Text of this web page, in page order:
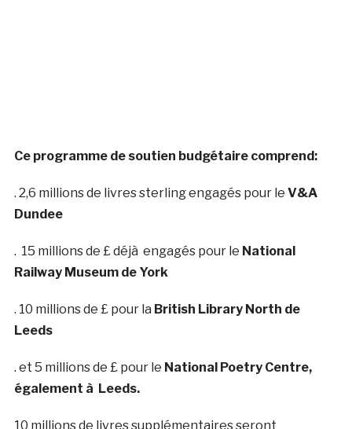
Ce programme de soutien budgétaire comprend:
. 2,6 millions de livres sterling engagés pour le V&A
Dundee
. 15 millions de £ déjà engagés pour le National
Railway Museum de York
. 10 millions de £ pour la British Library North de
Leeds
. et 5 millions de £ pour le National Poetry Centre,
également à Leeds.
10 millions de livres supplémentaires seront